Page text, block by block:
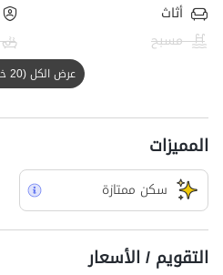
أثاث
مسبح
عرض الكل (20 خيار)
المميزات
سکن ممتازة
التقويم / الأسعار